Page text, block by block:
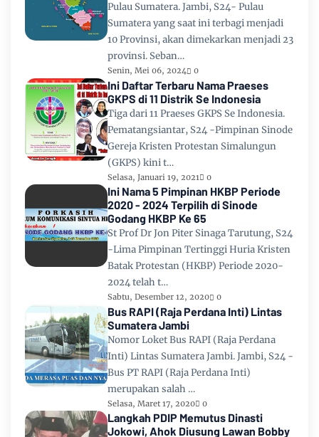
Pulau Sumatera. Jambi, S24- Pulau
Sumatera yang saat ini terbagi menjadi
10 Provinsi, akan dimekarkan menjadi 23
provinsi. Seban…
Senin, Mei 06, 2024 0
Ini Daftar Terbaru Nama Praeses
GKPS di 11 Distrik Se Indonesia
Tiga dari 11 Praeses GKPS Se Indonesia.
Pematangsiantar, S24 -Pimpinan Sinode
Gereja Kristen Protestan Simalungun
(GKPS) kini t…
Selasa, Januari 19, 2021 0
Ini Nama 5 Pimpinan HKBP Periode
2020 - 2024 Terpilih di Sinode
Godang HKBP Ke 65
St Prof Dr Jon Piter Sinaga Tarutung, S24
-Lima Pimpinan Tertinggi Huria Kristen
Batak Protestan (HKBP) Periode 2020-
2024 telah t…
Sabtu, Desember 12, 2020 0
Bus RAPI (Raja Perdana Inti) Lintas
Sumatera Jambi
Nomor Loket Bus RAPI (Raja Perdana
Inti) Lintas Sumatera Jambi. Jambi, S24 -
Bus PT RAPI (Raja Perdana Inti)
merupakan salah …
Selasa, Maret 17, 2020 0
Langkah PDIP Memutus Dinasti
Jokowi, Ahok Diusung Lawan Bobby